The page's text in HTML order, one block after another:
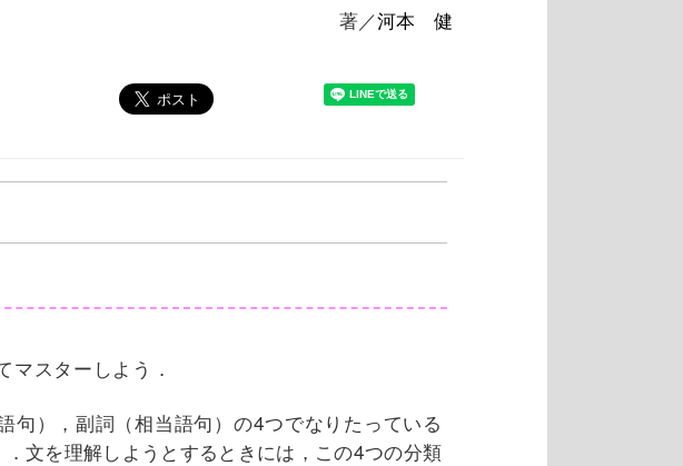
著／河本 健
マスターしよう．
句），副詞（相当語句）の4つでなりたっている
．文を理解しようとするときには，この4つの分類